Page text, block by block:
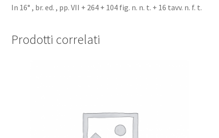
In 16° , br. ed. , pp. VII + 264 + 104 fig. n. n. t. + 16 tavv. n. f. t.
Prodotti correlati